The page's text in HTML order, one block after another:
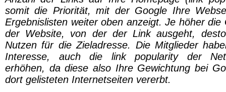
somit die Priorität, mit der Google Ihre
Ergebnislisten weiter oben anzeigt. Je höher die
der Website, von der der Link ausgeht,
Nutzen für die Zieladresse. Die Mitglieder
Interesse, auch die link popularity der
erhöhen, da diese also Ihre Gewichtung bei
dort gelisteten Internetseiten vererbt.